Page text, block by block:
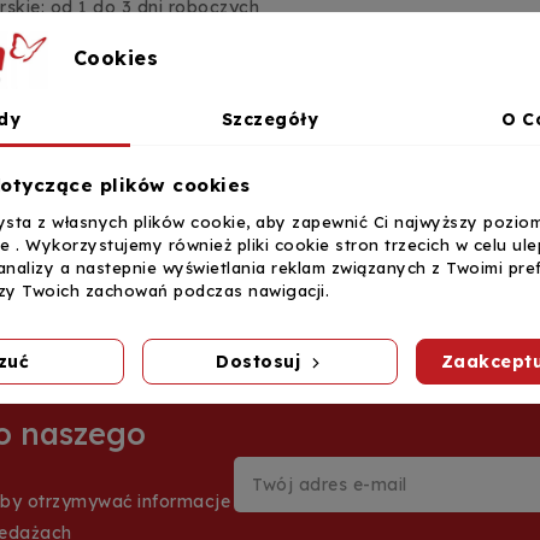
od 1 do 3 dni roboczych
Paczkomatów: od 1 do 3 dni roboczych
w naszej siedzibie w Warszawie przy ulicy Arkuszowej 18 są
dzień roboczy. W szczególnych przypadkach odbiór
możliwy w godzinach od 9:00 do 17:00 od poniedziałku
naszego
otrzymywać informacje
Cookies
Szczegóły O
plików cookies
z własnych plików cookie, aby zapewnić Ci najwyższy
. Wykorzystujemy również pliki cookie stron trzecich w celu
a nastepnie wyświetlania reklam związanych z Twoimi
Twoich zachowań podczas nawigacji.
Dostosuj